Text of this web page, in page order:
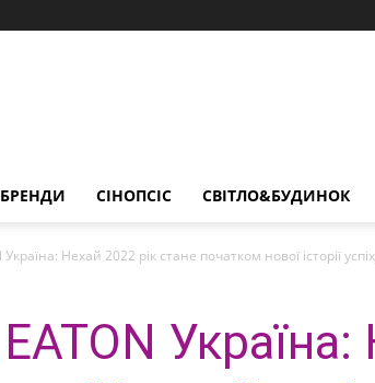
БРЕНДИ СІНОПСІС СВІТЛО&БУДИНОК
Нехай 2022 рік стане початком нової історії